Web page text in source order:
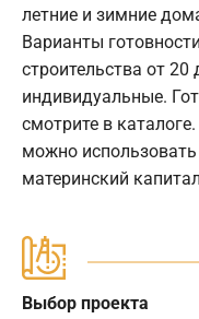
летние и зимние
Варианты
строительства от
индивидуальные.
смотрите в
можно
материнский
Выбор проекта